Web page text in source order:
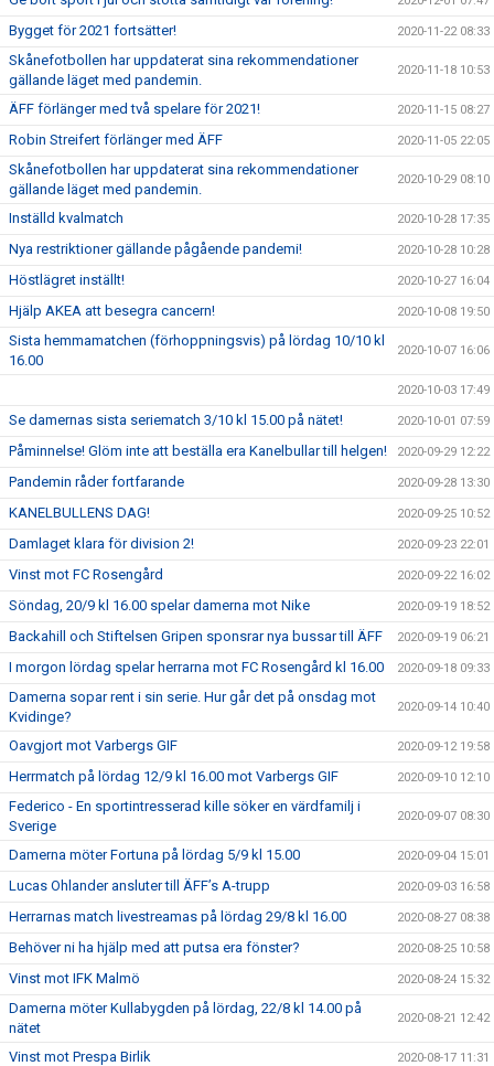
Bygget för 2021 fortsätter! 2020-11-22 08:33
Skånefotbollen har uppdaterat sina rekommendationer
gällande läget med pandemin.
2020-11-18 10:53
ÄFF förlänger med två spelare för 2021! 2020-11-15 08:27
Robin Streifert förlänger med ÄFF 2020-11-05 22:05
Skånefotbollen har uppdaterat sina rekommendationer
gällande läget med pandemin.
2020-10-29 08:10
Inställd kvalmatch 2020-10-28 17:35
Nya restriktioner gällande pågående pandemi! 2020-10-28 10:28
Höstlägret inställt! 2020-10-27 16:04
Hjälp AKEA att besegra cancern! 2020-10-08 19:50
Sista hemmamatchen (förhoppningsvis) på lördag 10/10 kl
16.00
2020-10-07 16:06
2020-10-03 17:49
Se damernas sista seriematch 3/10 kl 15.00 på nätet! 2020-10-01 07:59
Påminnelse! Glöm inte att beställa era Kanelbullar till helgen! 2020-09-29 12:22
Pandemin råder fortfarande 2020-09-28 13:30
KANELBULLENS DAG! 2020-09-25 10:52
Damlaget klara för division 2! 2020-09-23 22:01
Vinst mot FC Rosengård 2020-09-22 16:02
Söndag, 20/9 kl 16.00 spelar damerna mot Nike 2020-09-19 18:52
Backahill och Stiftelsen Gripen sponsrar nya bussar till ÄFF 2020-09-19 06:21
I morgon lördag spelar herrarna mot FC Rosengård kl 16.00 2020-09-18 09:33
Damerna sopar rent i sin serie. Hur går det på onsdag mot
Kvidinge?
2020-09-14 10:40
Oavgjort mot Varbergs GIF 2020-09-12 19:58
Herrmatch på lördag 12/9 kl 16.00 mot Varbergs GIF 2020-09-10 12:10
Federico - En sportintresserad kille söker en värdfamilj i
Sverige
2020-09-07 08:30
Damerna möter Fortuna på lördag 5/9 kl 15.00 2020-09-04 15:01
Lucas Ohlander ansluter till ÄFF’s A-trupp 2020-09-03 16:58
Herrarnas match livestreamas på lördag 29/8 kl 16.00 2020-08-27 08:38
Behöver ni ha hjälp med att putsa era fönster? 2020-08-25 10:58
Vinst mot IFK Malmö 2020-08-24 15:32
Damerna möter Kullabygden på lördag, 22/8 kl 14.00 på
nätet
2020-08-21 12:42
Vinst mot Prespa Birlik 2020-08-17 11:31